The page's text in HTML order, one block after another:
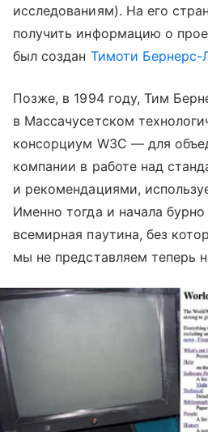
исследованиям). На его
получить информацию о
был создан Тимоти Бернерс-
Позже, в 1994 году, Тим
в Массачусетском
консорциум W3C — для
компании в работе над
и рекомендациями,
Именно тогда и начала бурно
всемирная паутина, без
мы не представляем теперь